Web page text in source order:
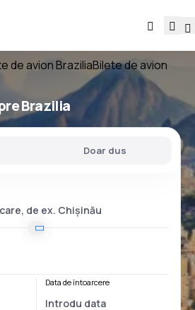
de avion BraziliaBilete de avion
Brazilia
Doar dus
Data de întoarcere